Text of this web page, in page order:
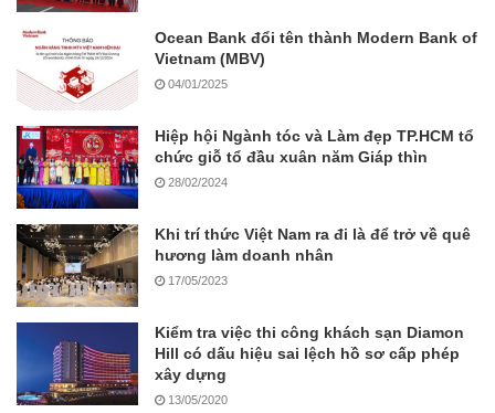
Ocean Bank đổi tên thành Modern Bank of
Vietnam (MBV)
04/01/2025
Hiệp hội Ngành tóc và Làm đẹp TP.HCM tổ
chức giỗ tổ đầu xuân năm Giáp thìn
28/02/2024
Khi trí thức Việt Nam ra đi là để trở về quê
hương làm doanh nhân
17/05/2023
Kiểm tra việc thi công khách sạn Diamon
Hill có dấu hiệu sai lệch hồ sơ cấp phép
xây dựng
13/05/2020